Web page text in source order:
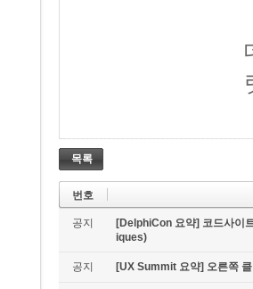
목록
번호
공지
[DelphiCon 요약] 코드사이
iques)
공지 [UX Summit 요약] 오른쪽